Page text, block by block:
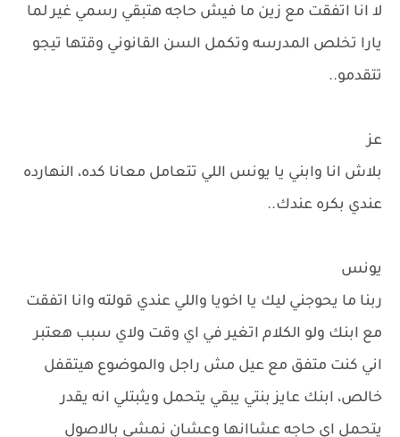
لا انا اتفقت مع زين ما فيش حاجه هتبقي رسمي غير لما
يارا تخلص المدرسه وتكمل السن القانوني وقتها تيجو
تتقدمو..
عز
بلاش انا وابني يا يونس اللي تتعامل معانا كده، النهارده
عندي بكره عندك..
يونس
ربنا ما يحوجني ليك يا اخويا واللي عندي قولته وانا اتفقت
مع ابنك ولو الكلام اتغير في اي وقت ولاي سبب هعتبر
اني كنت متفق مع عيل مش راجل والموضوع هيتقفل
خالص، ابنك عايز بنتي يبقي يتحمل ويثبتلي انه يقدر
يتحمل اي حاجه عشاانها وعشان نمشي بالاصول